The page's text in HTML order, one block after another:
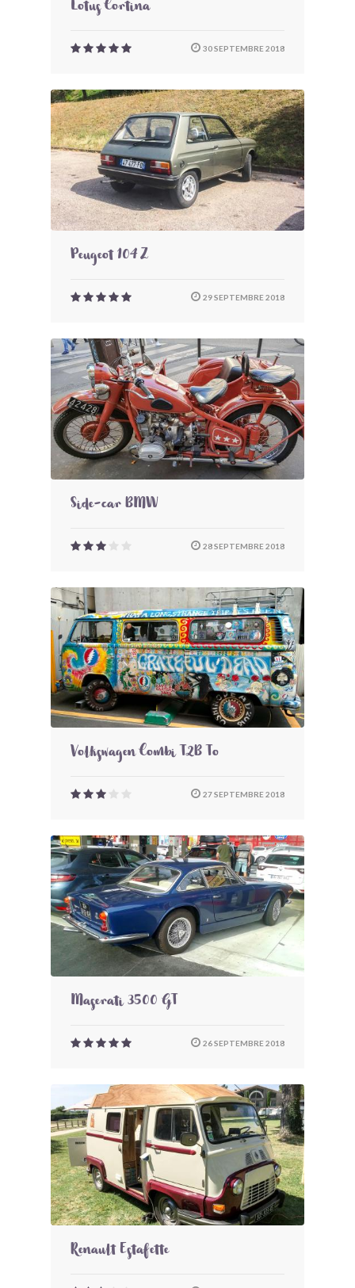
Lotus Cortina
30 SEPTEMBRE 2018
Peugeot 104 Z
29 SEPTEMBRE 2018
Side-car BMW
28 SEPTEMBRE 2018
Volkswagen Combi T2B To
27 SEPTEMBRE 2018
Maserati 3500 GT
26 SEPTEMBRE 2018
Renault Estafette